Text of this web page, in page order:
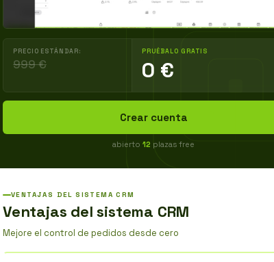
PRECIO ESTÁNDAR:
999 €
PRUÉBALO GRATIS
0 €
Crear cuenta
abierto 12 plazas free
VENTAJAS DEL SISTEMA CRM
Ventajas del sistema CRM
Mejore el control de pedidos desde cero